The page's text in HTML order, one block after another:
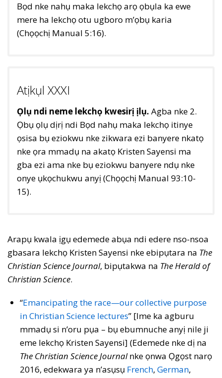
Bọd nke nahụ maka lekchọ arọ ọbụla ka ewe
mere ha lekchọ otu ugboro m’ọbụ karia
(Chọọchị Manual 5:16).
Atịkụl XXXI
Ọlụ ndi neme lekchọ kwesirị ịlụ. Agba nke 2.
Ọbụ ọlụ dịrị ndi Bọd nahụ maka lekchọ itinye
ọsisa bụ eziokwu nke zikwara ezi banyere nkatọ
nke ọra mmadụ na akatọ Kristen Sayensi ma
gba ezi ama nke bụ eziokwu banyere ndụ nke
onye ụkọchukwu anyị (Chọọchị Manual 93:10-
15).
Arapụ kwala ịgụ edemede abụa ndi edere nso-nsoa
gbasara lekchọ Kristen Sayensi nke ebipụtara na The
Christian Science Journal, bipụtakwa na The Herald of
Christian Science.
“Emancipating the race—our collective purpose
in Christian Science lectures” [Ime ka agburu
mmadụ si n’oru pụa – bụ ebumnuche anyị nile ji
eme lekchọ Kristen Sayensi] (Edemede nke dị na
The Christian Science Journalnke ọnwa Ọgọst narọ
2016, edekwara ya n’asụsụ French, German,